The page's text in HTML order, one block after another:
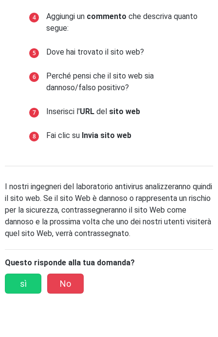
Aggiungi un commento che descriva quanto
segue:
Dove hai trovato il sito web?
Perché pensi che il sito web sia
dannoso/falso positivo?
Inserisci l'URL del sito web
Fai clic su Invia sito web
I nostri ingegneri del laboratorio antivirus analizzeranno quindi
il sito web. Se il sito Web è dannoso o rappresenta un rischio
per la sicurezza, contrassegneranno il sito Web come
dannoso e la prossima volta che uno dei nostri utenti visiterà
quel sito Web, verrà contrassegnato.
Questo risponde alla tua domanda?
sì No